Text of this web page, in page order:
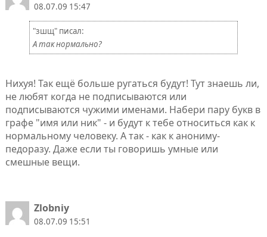
08.07.09 15:47
"зшщ" писал:
А так нормально?
Нихуя! Так ещё больше ругаться будут! Тут знаешь ли,
не любят когда не подписываются или
подписываются чужими именами. Набери пару букв в
графе "имя или ник" - и будут к тебе относиться как к
нормальному человеку. А так - как к анониму-
педоразу. Даже если ты говоришь умные или
смешные вещи.
Zlobniy
08.07.09 15:51